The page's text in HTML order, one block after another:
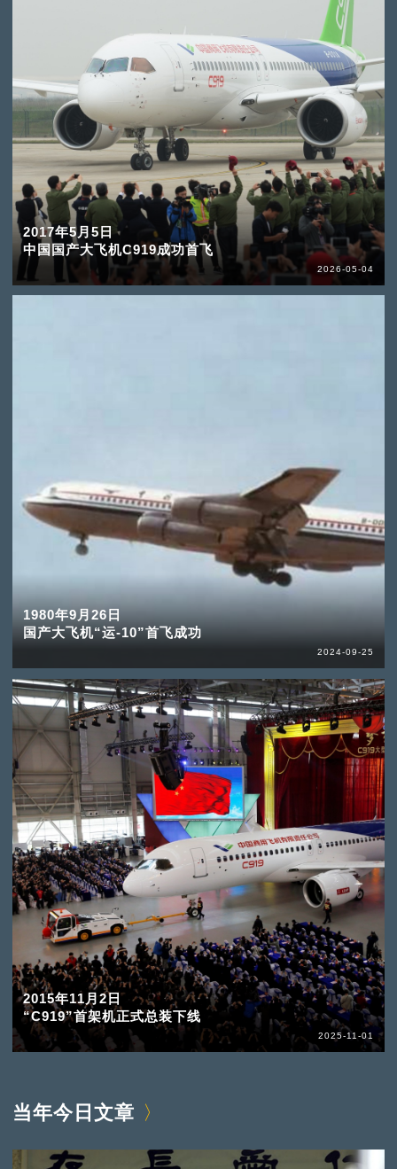
2017年5月5日
中国国产大飞机C919成功首飞
2026-05-04
1980年9月26日
国产大飞机“运-10”首飞成功
2024-09-25
2015年11月2日
“C919”首架机正式总装下线
2025-11-01
当年今日文章